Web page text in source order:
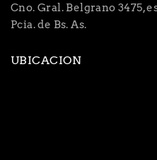
Cno. Gral. Belgrano 3475,
Pcia. de Bs. As.
UBICACION